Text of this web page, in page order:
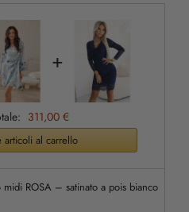
+
311,00 €
al carrello
midi ROSA – satinato a pois bianco